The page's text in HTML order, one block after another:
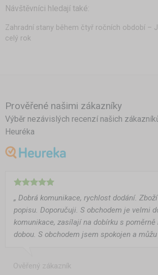
Návštěvníci hledají také:
Zahradní stany během čtyř ročních období –
celý rok
Prověřené našimi zákazníky
Výběr nezávislých recenzí našich
Heuréka
„ Dobrá komunikace, rychlost dodání.
popisu. Doporučuji. S obchodem je velmi
komunikace, zasílají na dobírku s poměrně
dobou. S obchodem jsem spokojen a
Ověřený zákazník